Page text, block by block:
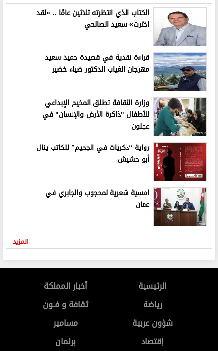
الكتاب الذي انتظرته ثلاثين عامًا .. «لقد
اخترت» سعيد الصالحي
قراءة نقدية في قصيدة حميد سعيد
مهرجان الغياب الدكتور ضياء خضير
وزارة الثقافة تطلق المخيم الإبداعي
للأطفال "ذاكرة الأرض والإنسان" في
عجلون
رواية “ذكريات في الجحيم” للكاتب ينال
أبو حشيش
امسية شعرية لمحجوب والجابري في
عمان
المزيد
الرئيسية
أخبار المملكة
رياضة
ثقافة و فنون
شؤون عربية
مسامير
إقتصاد
برلمان